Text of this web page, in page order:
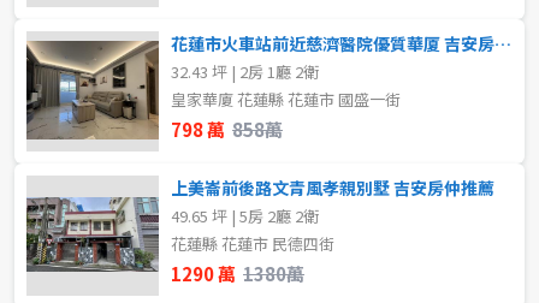
4房 5房以上
屋齡
不拘
格局
不拘
1房
2房
4房
花蓮市火車站前近慈濟醫院優質華厦 吉安房仲推薦
32.43 坪 | 2房 1廳 2衛
皇家華廈 花蓮縣 花蓮市 國盛一街
798 萬 858萬
上美崙前後路文青風孝親別墅 吉安房仲推薦
49.65 坪 | 5房 2廳 2衛
花蓮縣 花蓮市 民德四街
1290 萬 1380萬